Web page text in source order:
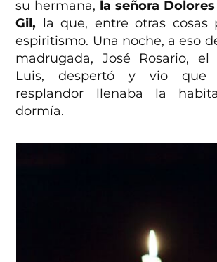
su hermana, la señora
Gil, la que, entre otras cosas
espiritismo. Una noche, a eso
madrugada, José Rosario,
Luis, despertó y vio que
resplandor llenaba la
dormía.